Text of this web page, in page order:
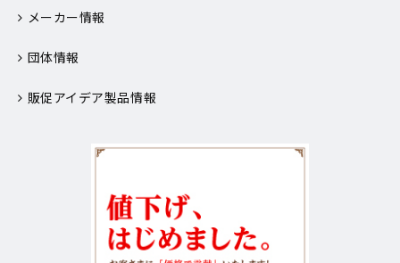
メーカー情報
団体情報
販促アイデア製品情報